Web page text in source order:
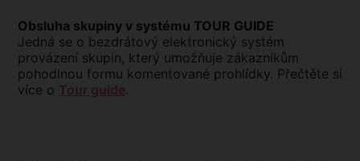
Obsluha skupiny v systému TOUR GUIDE
Jedná se o bezdrátový elektronický systém
provázení skupin, který umožňuje zákazníkům
pohodlnou formu komentované prohlídky. Přečtěte si
více o Tour guide.